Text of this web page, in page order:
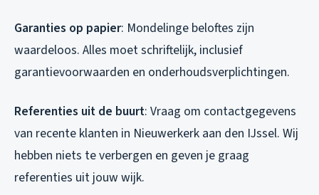
Garanties op papier: Mondelinge beloftes zijn
waardeloos. Alles moet schriftelijk, inclusief
garantievoorwaarden en onderhoudsverplichtingen.
Referenties uit de buurt: Vraag om contactgegevens
van recente klanten in Nieuwerkerk aan den IJssel. Wij
hebben niets te verbergen en geven je graag
referenties uit jouw wijk.